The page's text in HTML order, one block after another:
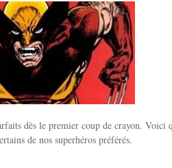
dès le premier coup de crayon. Voici
de nos superhéros préférés.